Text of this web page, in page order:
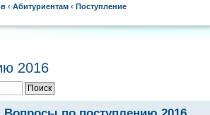
‹ Абитуриентам ‹ Поступление
2016